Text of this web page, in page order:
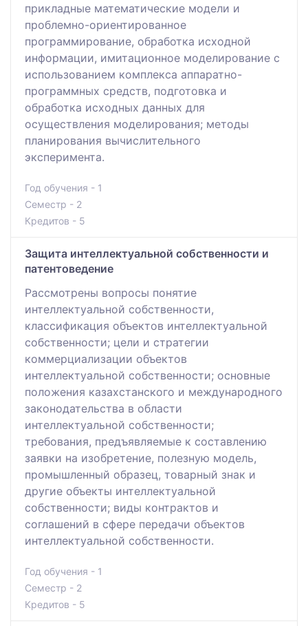
прикладные математические модели и
проблемно-ориентированное
программирование, обработка исходной
информации, имитационное моделирование с
использованием комплекса аппаратно-
программных средств, подготовка и
обработка исходных данных для
осуществления моделирования; методы
планирования вычислительного
эксперимента.
Год обучения - 1
Семестр - 2
Кредитов - 5
Защита интеллектуальной собственности и
патентоведение
Рассмотрены вопросы понятие
интеллектуальной собственности,
классификация объектов интеллектуальной
собственности; цели и стратегии
коммерциализации объектов
интеллектуальной собственности; основные
положения казахстанского и международного
законодательства в области
интеллектуальной собственности;
требования, предъявляемые к составлению
заявки на изобретение, полезную модель,
промышленный образец, товарный знак и
другие объекты интеллектуальной
собственности; виды контрактов и
соглашений в сфере передачи объектов
интеллектуальной собственности.
Год обучения - 1
Семестр - 2
Кредитов - 5